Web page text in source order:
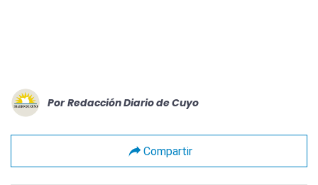
Por Redacción Diario de Cuyo
Compartir